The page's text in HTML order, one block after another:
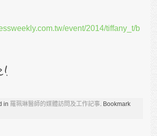
event/2014/tiffany_t/b
in 羅珮琳醫師的媒體訪問及工作記事. Bookmark